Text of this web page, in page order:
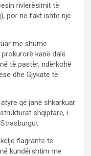
rivlerësimit të
por në fakt ishte një
me shumë
kanë dalë
të pastër, ndërkohë
dhe Gjykatë të
që janë shkarkuar
shqiptare, i
flagrante të
kundërshtim me